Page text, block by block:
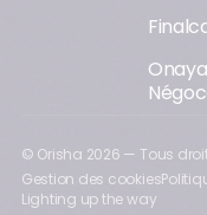
Onaya
© Orisha 2026 — Tous
Gestion des cookies
Lighting up the way